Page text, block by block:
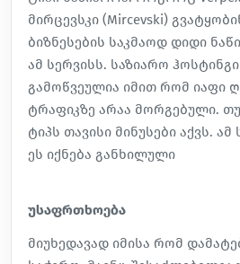
მირცევსკი (Mircevski)
ბიზნესების საკმაოდ დიდი
ამ სერვისს. საზიარო
გამოწვეულია იმით რომ იაფი
ტრაფიკზე არაა მორგებული.
ტიპს თავისი მინუსები აქვს.
ეს იქნება განხილული
უსაფრთხოება
მიუხედავად იმისა რომ